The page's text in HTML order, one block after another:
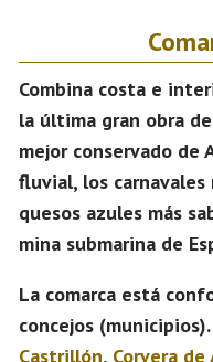
Combina costa e
la última gran obra
mejor conservado de
fluvial, los carnavales
quesos azules más
mina submarina de
La comarca está
concejos
Castrillón, Corvera